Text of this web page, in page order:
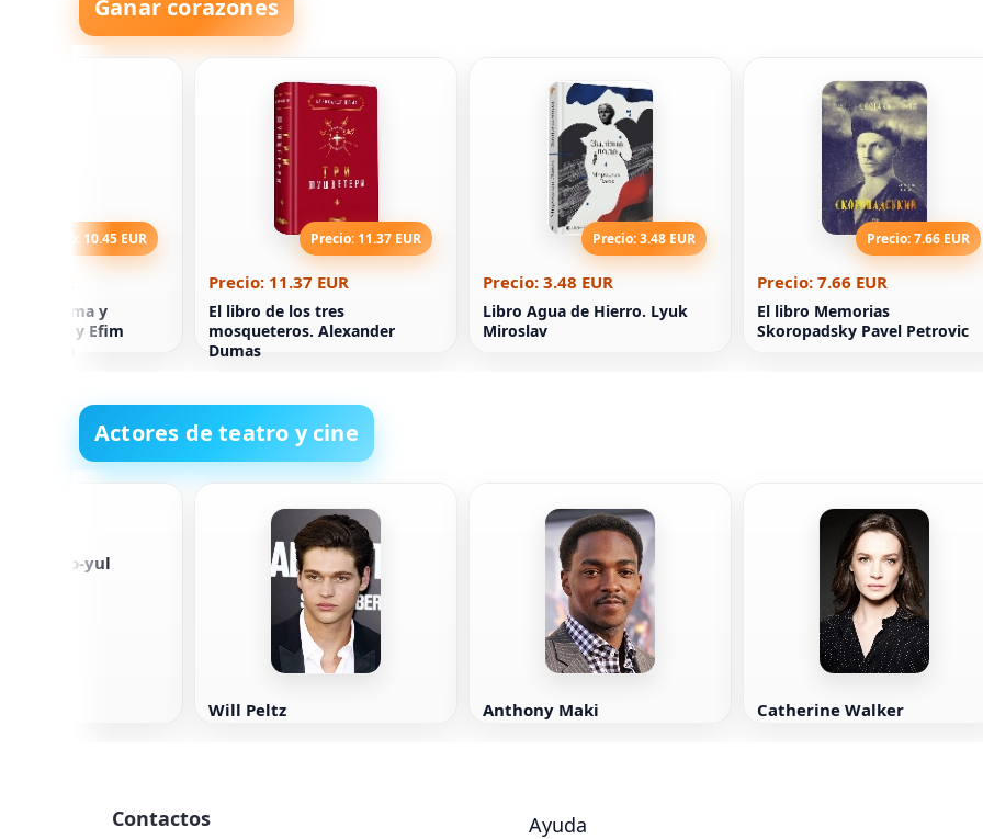
Ganar corazones
Precio: 10.45 EUR
íntima y
Galina y Efim
Precio: 11.37 EUR
Precio: 11.37 EUR
El libro de los tres
mosqueteros. Alexander
Dumas
Precio: 3.48 EUR
Precio: 3.48 EUR
Libro Agua de Hierro. Lyuk
Miroslav
Precio: 7.66 EUR
Precio: 7.66 EUR
El libro Memorias
Skoropadsky Pavel Petrovic
Actores de teatro y cine
de So-yul
Will Peltz Anthony Maki Catherine Walker
Contactos
Ayuda